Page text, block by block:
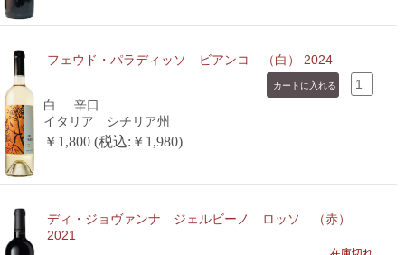
フェウド・パラディッソ ビアンコ （白） 2024
白
辛口
イタリア シチリア州
￥1,800 (税込:￥1,980)
ディ・ジョヴァンナ ジェルビーノ ロッソ （赤）
2021